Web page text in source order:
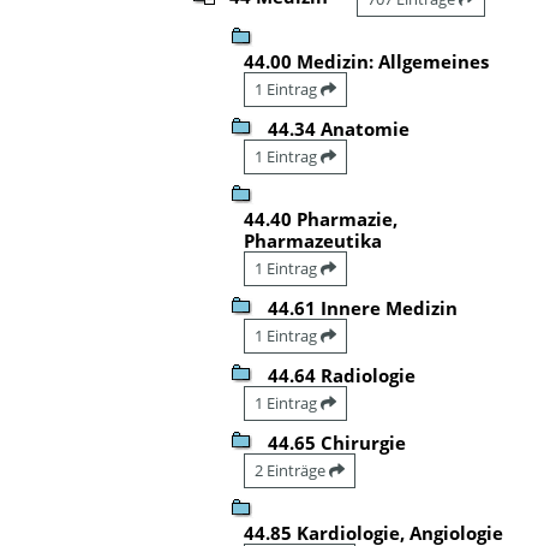
44.00 Medizin: Allgemeines
1 Eintrag
44.34 Anatomie
1 Eintrag
44.40 Pharmazie,
Pharmazeutika
1 Eintrag
44.61 Innere Medizin
1 Eintrag
44.64 Radiologie
1 Eintrag
44.65 Chirurgie
2 Einträge
44.85 Kardiologie, Angiologie